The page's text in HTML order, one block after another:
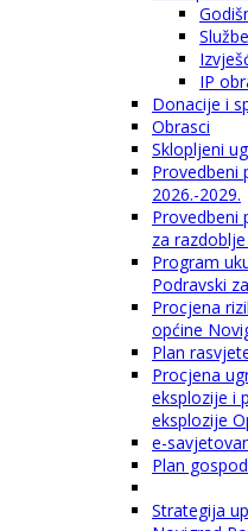
IP
Donacije i
Obrasci
Sklopljeni
Provedbeni
2026.-2029.
Provedbeni
za
Program
Podravski
Procjena
općine
Plan
Procjena
eksplozije i
eksplozije
e-
Plan
Strategija